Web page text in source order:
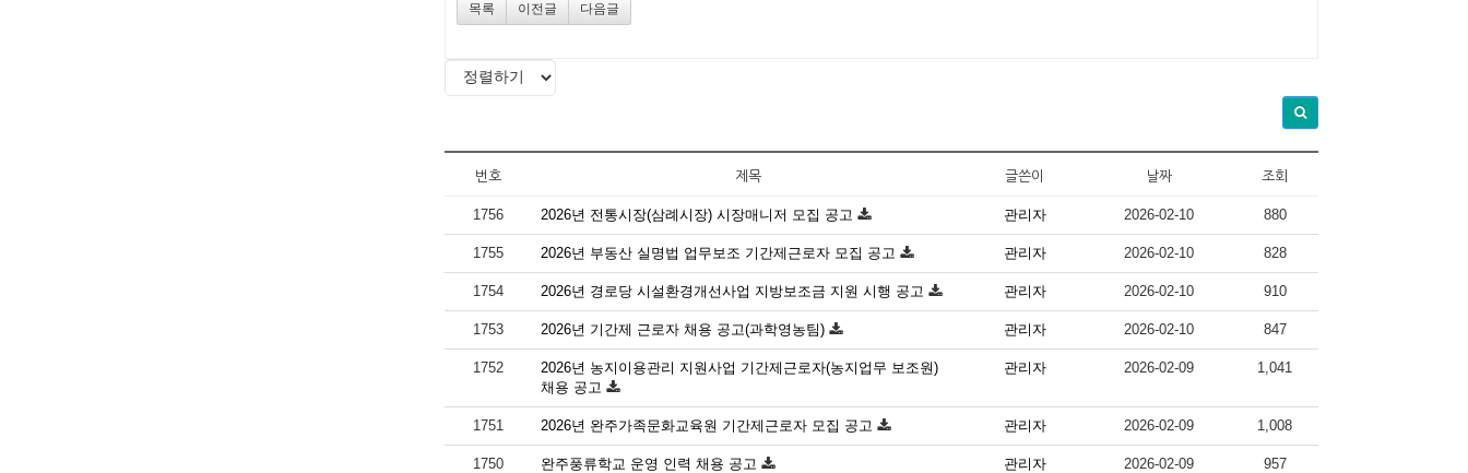
목록 이전글 다음글
번호 제목 글쓴이 날짜 조회
1756 2026년 전통시장(삼례시장) 시장매니저 모집 공고 관리자 2026-02-10 880
1755 2026년 부동산 실명법 업무보조 기간제근로자 모집 공고 관리자 2026-02-10 828
1754 2026년 경로당 시설환경개선사업 지방보조금 지원 시행 공고 관리자 2026-02-10 910
1753 2026년 기간제 근로자 채용 공고(과학영농팀) 관리자 2026-02-10 847
1752
2026년 농지이용관리 지원사업 기간제근로자(농지업무 보조원)
채용 공고
관리자 2026-02-09 1,041
1751 2026년 완주가족문화교육원 기간제근로자 모집 공고 관리자 2026-02-09 1,008
1750 완주풍류학교 운영 인력 채용 공고 관리자 2026-02-09 957